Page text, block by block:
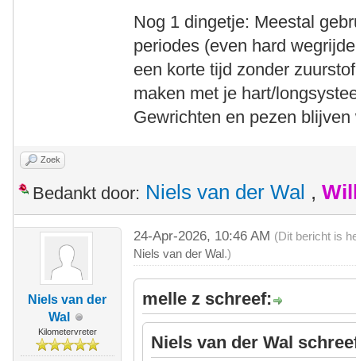
Nog 1 dingetje: Meestal
periodes (even hard
een korte tijd zonder
maken met je hart/
Gewrichten en pezen
Zoek
Bedankt door: Niels van der Wal ,
Niels van der
Wal
Kilometervreter
24-Apr-2026, 10:46 AM (Dit bericht is
Niels van der Wal.)
melle z schreef:
Niels van der Wal